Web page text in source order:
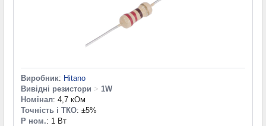
Виробник: Hitano
Вивідні резистори > 1W
Номінал: 4,7 кОм
Точність і ТКО: ±5%
P ном.: 1 Вт